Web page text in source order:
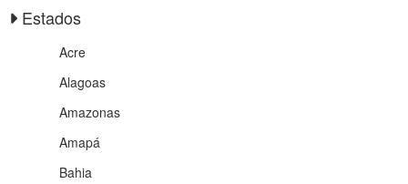
Estados
Acre
Alagoas
Amazonas
Amapá
Bahia